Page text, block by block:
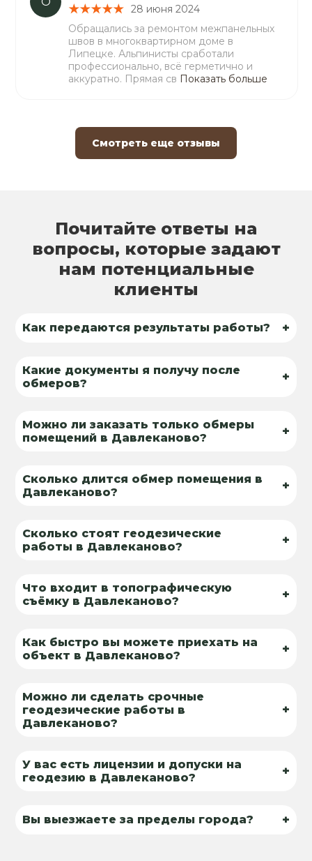
28 июня 2024
Обращались за ремонтом межпанельных
швов в многоквартирном доме в
Липецке. Альпинисты сработали
профессионально, всё герметично и
аккуратно. Прямая св Показать больше
Смотреть еще отзывы
Почитайте ответы на
вопросы, которые задают
нам потенциальные
клиенты
Как передаются результаты работы? +
Какие документы я получу после
обмеров?
+
Можно ли заказать только обмеры
помещений в Давлеканово?
+
Сколько длится обмер помещения в
Давлеканово?
+
Сколько стоят геодезические
работы в Давлеканово?
+
Что входит в топографическую
съёмку в Давлеканово?
+
Как быстро вы можете приехать на
объект в Давлеканово?
+
Можно ли сделать срочные
геодезические работы в
Давлеканово?
+
У вас есть лицензии и допуски на
геодезию в Давлеканово?
+
Вы выезжаете за пределы города? +